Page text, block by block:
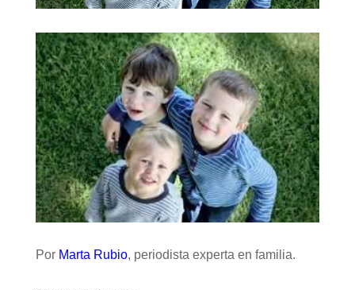
Por Marta Rubio, periodista experta en familia.